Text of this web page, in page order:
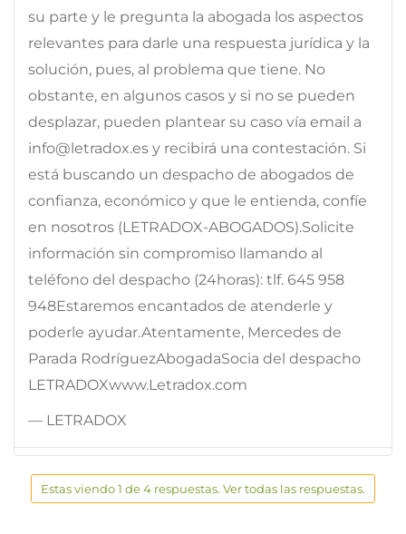
su parte y le pregunta la abogada los aspectos
relevantes para darle una respuesta jurídica y la
solución, pues, al problema que tiene. No
obstante, en algunos casos y si no se pueden
desplazar, pueden plantear su caso vía email a
info@letradox.es y recibirá una contestación. Si
está buscando un despacho de abogados de
confianza, económico y que le entienda, confíe
en nosotros (LETRADOX-ABOGADOS).Solicite
información sin compromiso llamando al
teléfono del despacho (24horas): tlf. 645 958
948Estaremos encantados de atenderle y
poderle ayudar.Atentamente, Mercedes de
Parada RodríguezAbogadaSocia del despacho
LETRADOXwww.Letradox.com
— LETRADOX
Estas viendo 1 de 4 respuestas. Ver todas las respuestas.